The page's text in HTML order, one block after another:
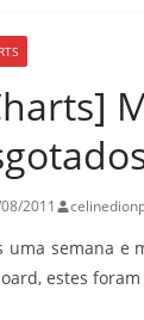
2011
uma semana e
estes